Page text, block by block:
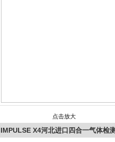
点击放大
IMPULSE X4河北进口四合一气体检